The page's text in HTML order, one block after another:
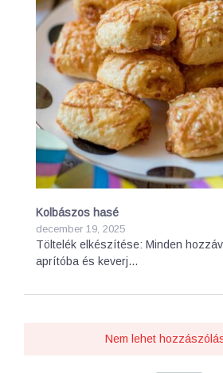
Kolbászos hasé
december 19, 2025
Töltelék elkészítése: Minden
aprítóba és keverj…
Nem lehet